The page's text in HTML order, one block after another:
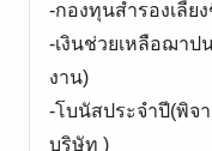
-กองทุนสำรองเลี้ย
-เงินช่วยเหลือฌาป
งาน)
-โบนัสประจำปี(พิจ
บริษัท )